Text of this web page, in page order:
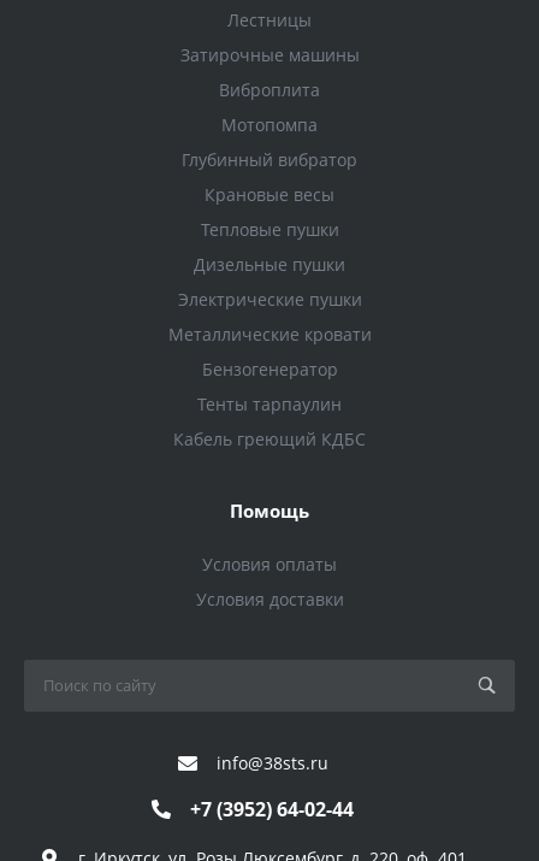
Лестницы
Затирочные машины
Виброплита
Мотопомпа
Глубинный вибратор
Крановые весы
Тепловые пушки
Дизельные пушки
Электрические пушки
Металлические кровати
Бензогенератор
Тенты тарпаулин
Кабель греющий КДБС
Помощь
Условия оплаты
Условия доставки
info@38sts.ru
+7 (3952) 64-02-44